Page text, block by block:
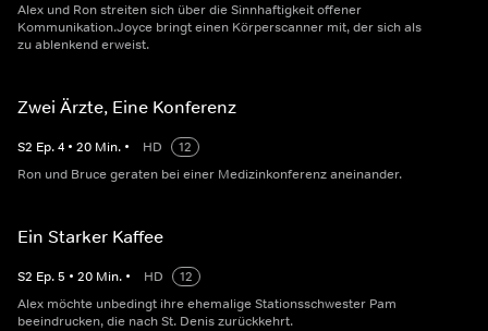
Alex und Ron streiten sich über die Sinnhaftigkeit offener
Kommunikation.Joyce bringt einen Körperscanner mit, der sich als
zu ablenkend erweist.
Zwei Ärzte, Eine Konferenz
S2 Ep.4 • 20 Min. • HD
12
Ron und Bruce geraten bei einer Medizinkonferenz aneinander.
Ein Starker Kaffee
S2 Ep.5 • 20 Min. • HD
12
Alex möchte unbedingt ihre ehemalige Stationsschwester Pam
beeindrucken, die nach St. Denis zurückkehrt.